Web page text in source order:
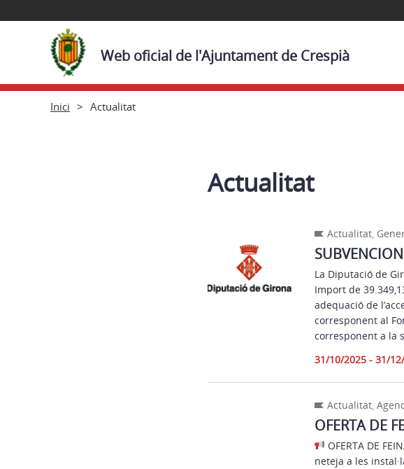
Web oficial de l'Ajuntament de Crespià
Inici Actualitat
Actualitat
Actualitat,
La Diputació de
Import de
adequació de
corresponent al
corresponent a la
31/10/2025 - 31/
Actualitat,
OFERTA DE
OFERTA DE
neteja a les